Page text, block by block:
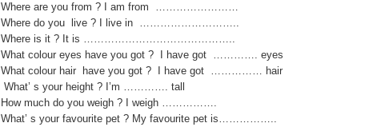
Where are you from ? I am from ……………………
Where do you live ? I live in ………………………..
Where is it ? It is ……………………………………..
What colour eyes have you got ? I have got …………. eyes
What colour hair have you got ? I have got …………… hair
What’ s your height ? I’m …………. tall
How much do you weigh ? I weigh …………….
What’ s your favourite pet ? My favourite pet is……………..